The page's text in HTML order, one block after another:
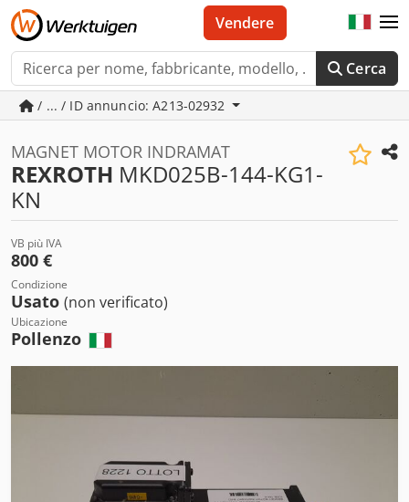
Cerca
Vendere
/ ... / ID annuncio: A213-02932
MAGNET MOTOR INDRAMAT
REXROTH MKD025B-144-KG1-
KN
VB più IVA
800 €
Condizione
Usato (non verificato)
Ubicazione
Pollenzo